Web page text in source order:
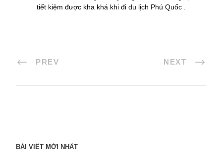
tiết kiệm được kha khá khi đi du lịch Phú Quốc .
PREV NEXT
BÀI VIẾT MỚI NHẤT